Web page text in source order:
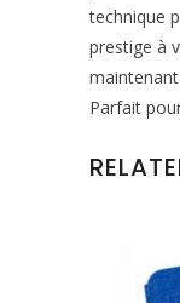
technique
prestige à
Parfait